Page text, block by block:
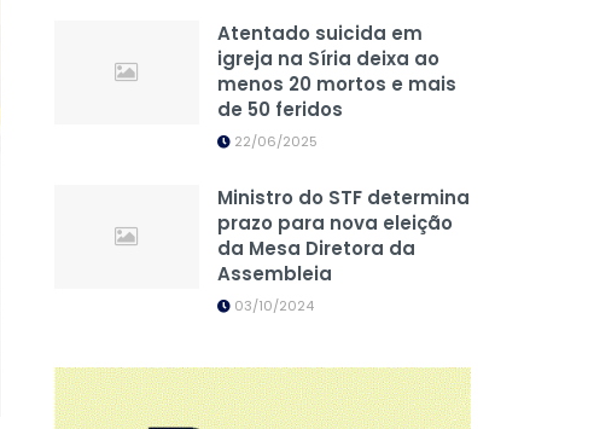
Atentado suicida em
igreja na Síria deixa ao
menos 20 mortos e mais
de 50 feridos
22/06/2025
Ministro do STF determina
prazo para nova eleição
da Mesa Diretora da
Assembleia
03/10/2024